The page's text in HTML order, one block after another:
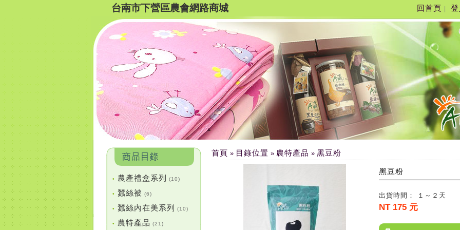
台南市下營區農會網路商城 回首頁
• 農產禮盒系列 (10)
• 蠶絲被 (6)
• 蠶絲內在美系列 (10)
• 農特產品 (21)
首頁 » 目錄位置 » 農特產品 » 黑豆粉
黑豆粉
出貨時間： １～２天
NT 175 元